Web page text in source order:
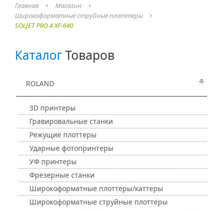
Главная
Магазин
Широкоформатные струйные плоттеры
SOLJET PRO 4 XF-640
КаталогТоваров
ROLAND
3D принтеры
Гравировальные станки
Режущие плоттеры
Ударные фотопринтеры
УФ принтеры
Фрезерные станки
Широкоформатные плоттеры/каттеры
Широкоформатные струйные плоттеры